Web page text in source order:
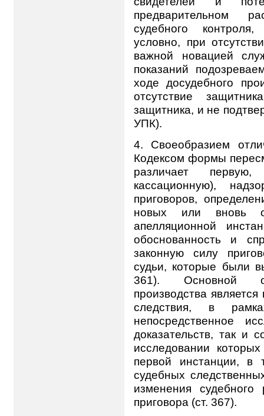
предварительном
судебного
условно, при
важной новацией
показаний
ходе досудебного
отсутствие
защитника, и не
УПК).
4. Своеобразием
Кодексом формы
различает
кассационную),
приговоров,
новых или вновь
апелляционной
обоснованность и
законную силу
судьи, которые были
361). Основной
производства
следствия, в
непосредственное
доказательств, так и
исследовании
первой инстанции, в
судебных
изменения
приговора (ст. 367).